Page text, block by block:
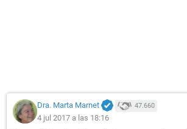
Dra. Marta Marnet 47.660
4 jul 2017 a las 18:16